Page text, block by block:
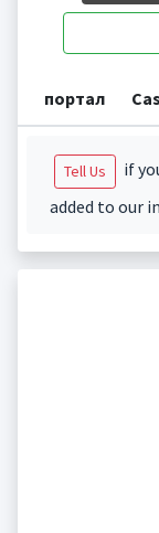
портал
Tell Us
if
added to our